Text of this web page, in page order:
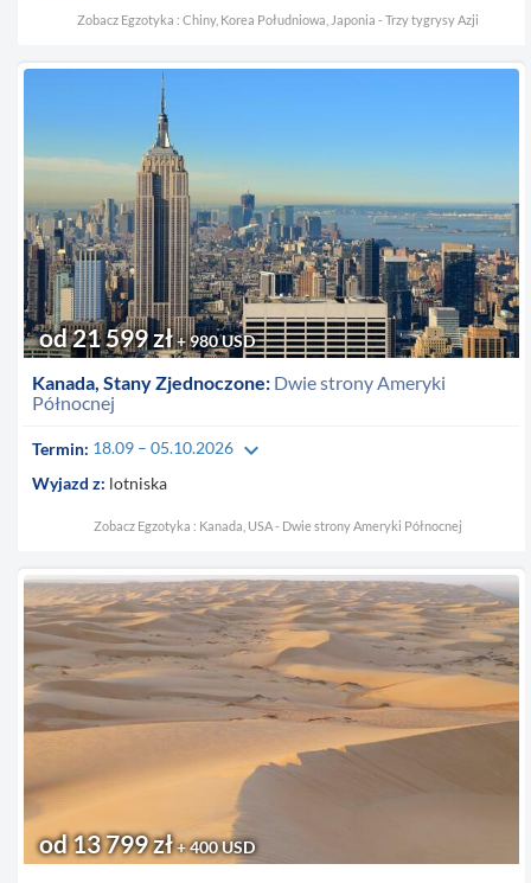
Zobacz Egzotyka : Chiny, Korea Południowa, Japonia - Trzy tygrysy Azji
Kanada, Stany Zjednoczone: Dwie strony Ameryki
Północnej
od 21 599 zł+ 980 USD
Termin: 18.09 – 05.10.2026 keyboard_arrow_down
Wyjazd z: lotniska
Zobacz Egzotyka : Kanada, USA - Dwie strony Ameryki Północnej
od 13 799 zł+ 400 USD